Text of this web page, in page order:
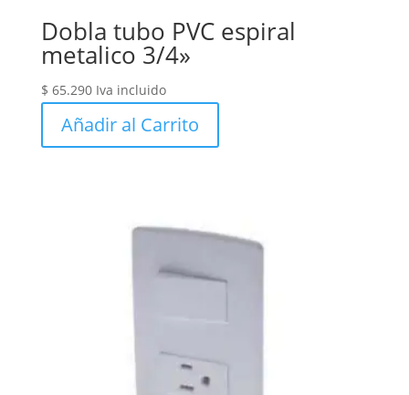
Dobla tubo PVC espiral
metalico 3/4»
$ 65.290 Iva incluido
Añadir al Carrito